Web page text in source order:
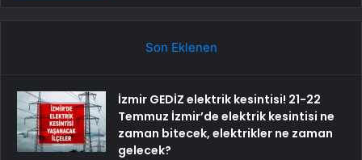
Son Eklenen
İzmir GEDİZ elektrik kesintisi! 21-22
Temmuz İzmir’de elektrik kesintisi ne
zaman bitecek, elektrikler ne zaman
gelecek?